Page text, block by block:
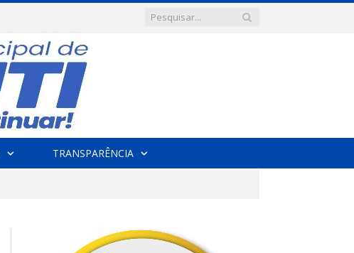
TRANSPARÊNCIA